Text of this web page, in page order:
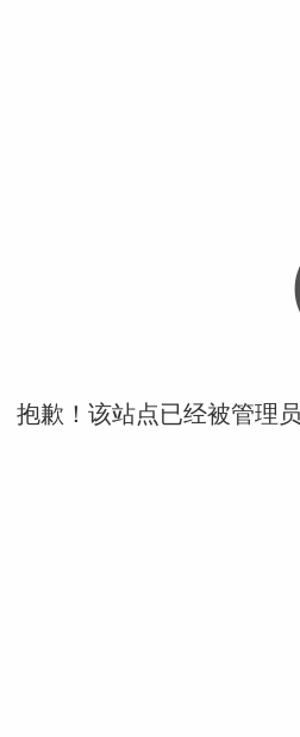
抱歉！该站点已经被管理